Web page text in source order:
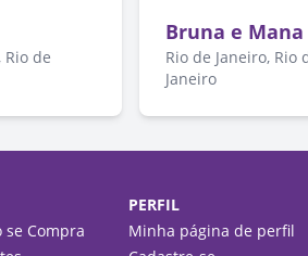
Rio de
Bruna e Mana
Rio de Janeiro, Rio
Janeiro
se Compra
PERFIL
Minha página de perfil